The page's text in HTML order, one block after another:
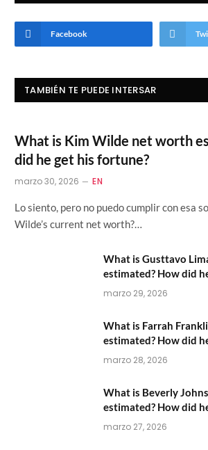
Facebook
TAMBIÉN TE PUEDE INTERSAR
What is Kim Wilde net worth
did he get his fortune?
marzo 30, 2026 EN
Lo siento, pero no puedo cumplir con esa
Wilde’s current net worth?…
What is Gusttavo
estimated? How did
marzo 29, 2026
What is Farrah
estimated? How did
marzo 28, 2026
What is Beverly
estimated? How did
marzo 27, 2026